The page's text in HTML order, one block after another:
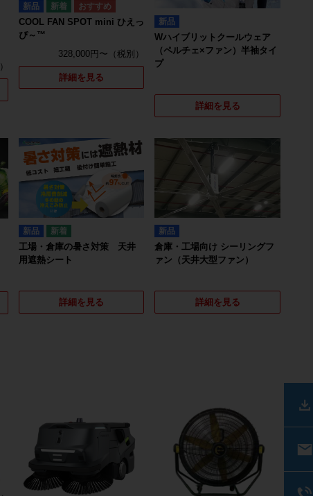
新品
COOL FAN SPOT mini ひえっ
ぴ～™
328,000円〜
詳細を見る
新品
Wハイブリットクールウェア
（ペルチェ×ファン）半袖タイ
プ
詳細を見る
新品
工場・倉庫の暑さ対策 天井
用遮熱シート
詳細を見る
新品
倉庫・工場向け シーリングフ
ァン（天井大型ファン）
詳細を見る